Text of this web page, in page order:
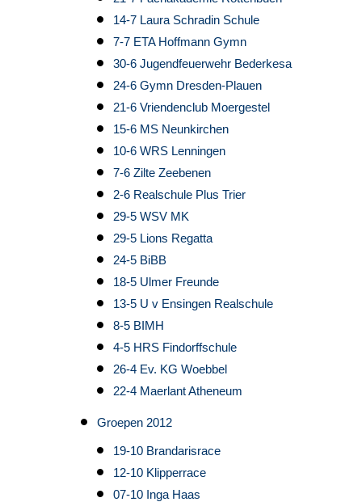
14-7 Laura Schradin Schule
7-7 ETA Hoffmann Gymn
30-6 Jugendfeuerwehr Bederkesa
24-6 Gymn Dresden-Plauen
21-6 Vriendenclub Moergestel
15-6 MS Neunkirchen
10-6 WRS Lenningen
7-6 Zilte Zeebenen
2-6 Realschule Plus Trier
29-5 WSV MK
29-5 Lions Regatta
24-5 BiBB
18-5 Ulmer Freunde
13-5 U v Ensingen Realschule
8-5 BIMH
4-5 HRS Findorffschule
26-4 Ev. KG Woebbel
22-4 Maerlant Atheneum
Groepen 2012
19-10 Brandarisrace
12-10 Klipperrace
07-10 Inga Haas